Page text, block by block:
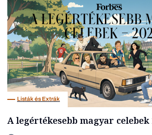
Listák és Extrák
A legértékesebb magyar celebek